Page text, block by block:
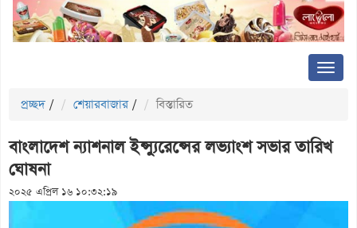
প্রচ্ছদ / শেয়ারবাজার / বিস্তারিত
বাংলাদেশ ন্যাশনাল ইন্স্যুরেন্সের লভ্যাংশ সভার তারিখ
ঘোষনা
২০২৫ এপ্রিল ১৬ ১০:৩২:১৯